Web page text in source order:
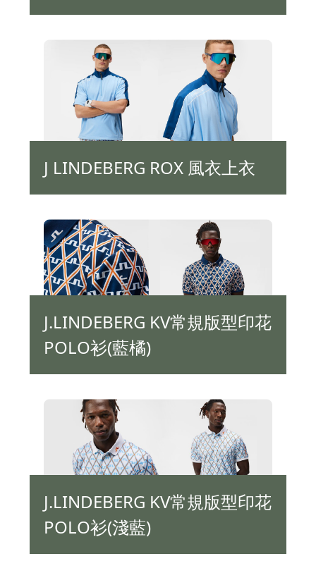
J LINDEBERG ROX 風衣上衣
J.LINDEBERG KV常規版型印花
POLO衫(藍橘)
J.LINDEBERG KV常規版型印花
POLO衫(淺藍)